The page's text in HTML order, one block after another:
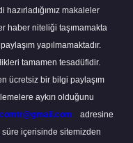
makaleler
haber niteliği taşımamakta
yapılmamaktadır.
tamamen tesadüfidir.
ücretsiz bir bilgi paylaşım
aykırı olduğunu
adresine
içerisinde sitemizden